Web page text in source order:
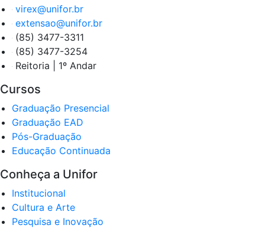
virex@unifor.br
extensao@unifor.br
(85) 3477-3311
(85) 3477-3254
Reitoria | 1º Andar
Cursos
Graduação Presencial
Graduação EAD
Pós-Graduação
Educação Continuada
Conheça a Unifor
Institucional
Cultura e Arte
Pesquisa e Inovação